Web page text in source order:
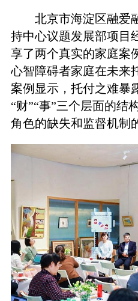
北京市海淀区融爱
持中心议题发展部项目
享了两个真实的家庭案
心智障碍者家庭在未来
案例显示，托付之难暴
“财”“事”三个层面的结
角色的缺失和监督机制